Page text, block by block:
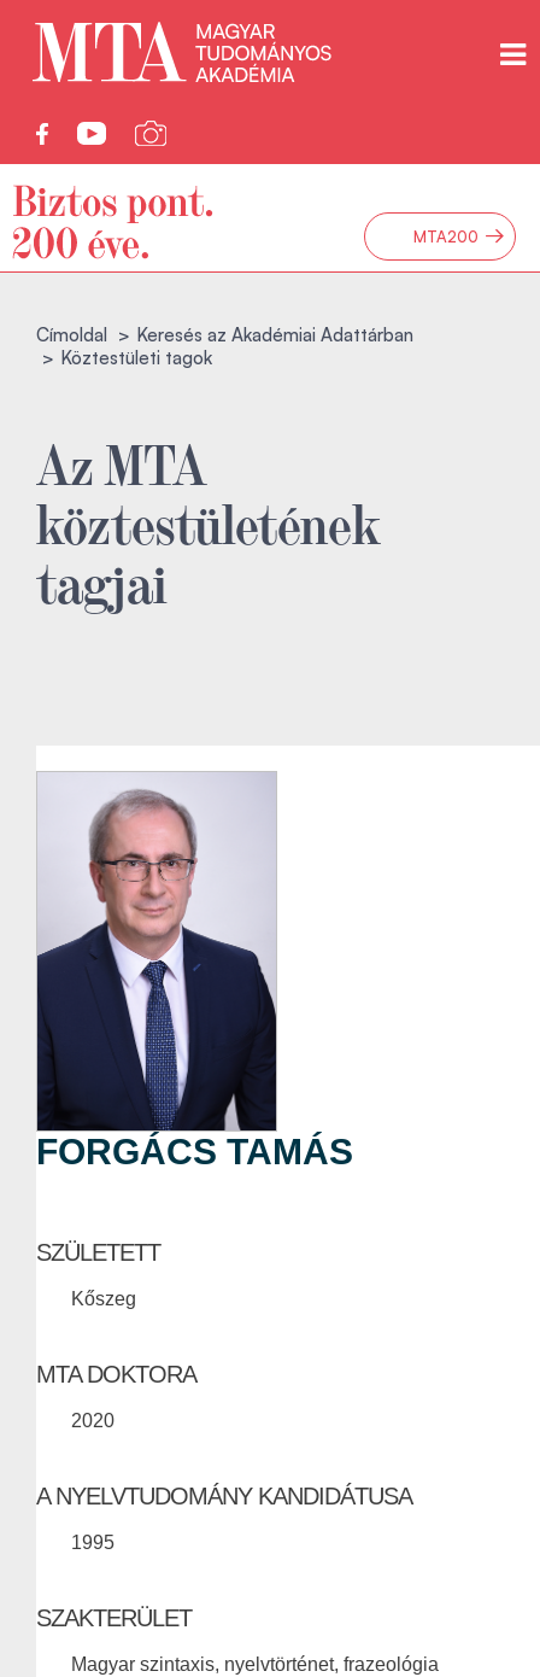
MTA200 →
Címoldal
Keresés az Akadémiai Adattárban
Köztestületi tagok
Az MTA
köztestületének
tagjai
FORGÁCS TAMÁS
SZÜLETETT
Kőszeg
MTA DOKTORA
2020
A NYELVTUDOMÁNY KANDIDÁTUSA
1995
SZAKTERÜLET
Magyar szintaxis, nyelvtörténet, frazeológia